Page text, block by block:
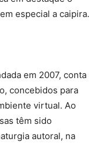
especial a caipira.
em 2007, conta
concebidos para
virtual. Ao
têm sido
autoral, na